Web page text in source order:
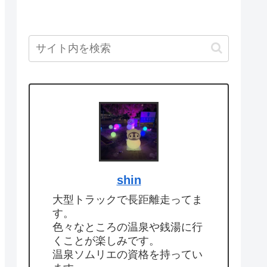
shin
大型トラックで長距離走ってま
す。
色々なところの温泉や銭湯に行
くことが楽しみです。
温泉ソムリエの資格を持ってい